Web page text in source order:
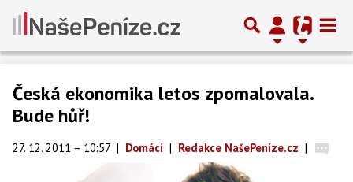
Česká ekonomika letos zpomalovala.
Bude hůř!
27. 12. 2011 – 10:57 | Domácí | Redakce NašePeníze.cz |